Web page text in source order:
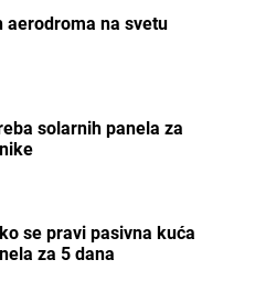
aerodroma na svetu
solarnih panela za
se pravi pasivna kuća
za 5 dana